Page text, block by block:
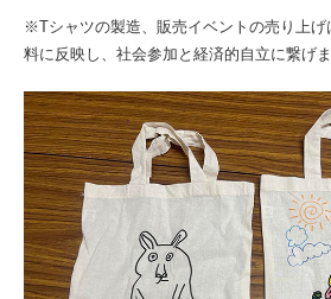
※Tシャツの製造、販売イベントの売り上
料に反映し、社会参加と経済的自立に繋げま